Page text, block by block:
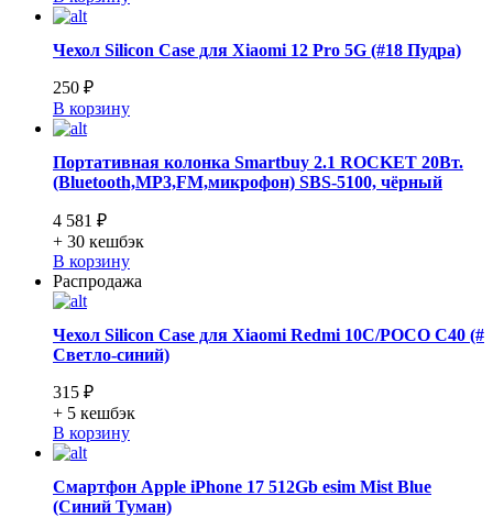
Чехол Silicon Case для Xiaomi 12 Pro 5G (#18 Пудра)
250 ₽
В корзину
Портативная колонка Smartbuy 2.1 ROCKET 20Вт.
(Bluetooth,MP3,FM,микрофон) SBS-5100, чёрный
4 581 ₽
+ 30 кешбэк
В корзину
Распродажа
Чехол Silicon Case для Xiaomi Redmi 10C/POCO C40 (#
Cветло-синий)
315 ₽
+ 5 кешбэк
В корзину
Смартфон Apple iPhone 17 512Gb esim Mist Blue
(Синий Туман)